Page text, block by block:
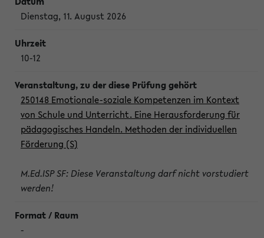
Dienstag, 11. August 2026
10-12
250148 Emotionale-soziale Kompetenzen im Kontext
von Schule und Unterricht. Eine Herausforderung für
pädagogisches Handeln. Methoden der individuellen
Förderung (S)
M.Ed.ISP SF: Diese Veranstaltung darf nicht vorstudiert
werden!
-